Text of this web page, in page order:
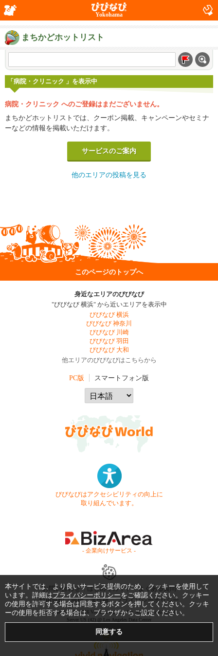
Yokohama
まちかどホットリスト
「病院・クリニック 」を表示中
病院・クリニック へのご登録はまだございません。
まちかどホットリストでは、クーポン掲載、キャンペーンやセミナ
ーなどの情報を掲載いただけます。
サービスのご案内
他のエリアの投稿を見る
このページのトップへ
身近なエリアのびびなび
"びびなび 横浜" から近いエリアを表示中
びびなび 横浜
びびなび 神奈川
びびなび 川崎
びびなび 羽田
びびなび 大和
他エリアのびびなびはこちらから
PC版 スマートフォン版
びびなびはアクセシビリティの向上に
取り組んでいます。
- 企業向けサービス -
お問い合わせ はじめてガイド
よくある質問
利用規約
商標・著作権 プライバシーポリシー
Copyright © 1999-2026 Vivid Navigation, Inc. All Rights Reserved.
Server US (42) @ Los Angeles Data Center
本サイトでは、より良いサービス提供のため、クッキーを使用して
います。詳細はプライバシーポリシーをご確認ください。クッキー
の使用を許可する場合は同意するボタンを押してください。クッキ
ーの使用を拒否する場合は、ブラウザからご設定ください。